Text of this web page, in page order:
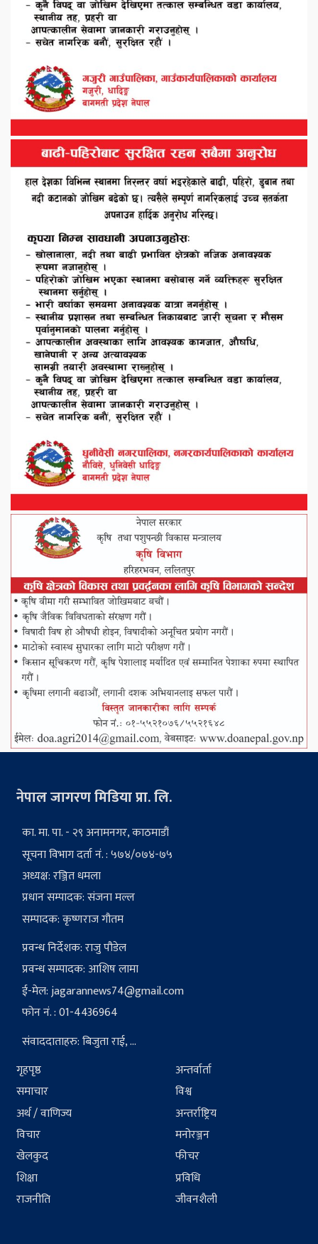
नेपाल जागरण मिडिया प्रा. लि.
का. मा. पा. - २९ अनामनगर, काठमाडौं
सूचना विभाग दर्ता नं. : ५७४/०७४-७५
अध्यक्ष: रञ्जित धमला
प्रधान सम्पादक: संजना मल्ल
सम्पादक: कृष्णराज गौतम
प्रवन्ध निर्देशक: राजु पौडेल
प्रवन्ध सम्पादक: आशिष लामा
ई-मेल:jagarannews74@gmail.com
फोन नं. : 01-4436964
संवाददाताहरु: बिजुता राई, ...
गृहपृष्ठ
समाचार
अर्थ / वाणिज्य
विचार
खेलकुद
शिक्षा
राजनीति
अन्तर्वार्ता
विश्व
अन्तर्राष्ट्रिय
मनोरञ्जन
फीचर
प्रविधि
जीवनशैली